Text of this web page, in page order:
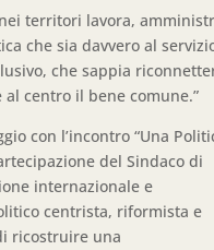
territori lavora,
che sia davvero al
che sappia
centro il bene comune.”
con l’incontro “Una
del Sindaco di
internazionale e
centrista, riformista e
ricostruire una